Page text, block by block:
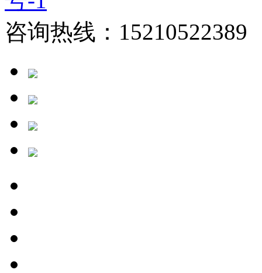
咨询热线：